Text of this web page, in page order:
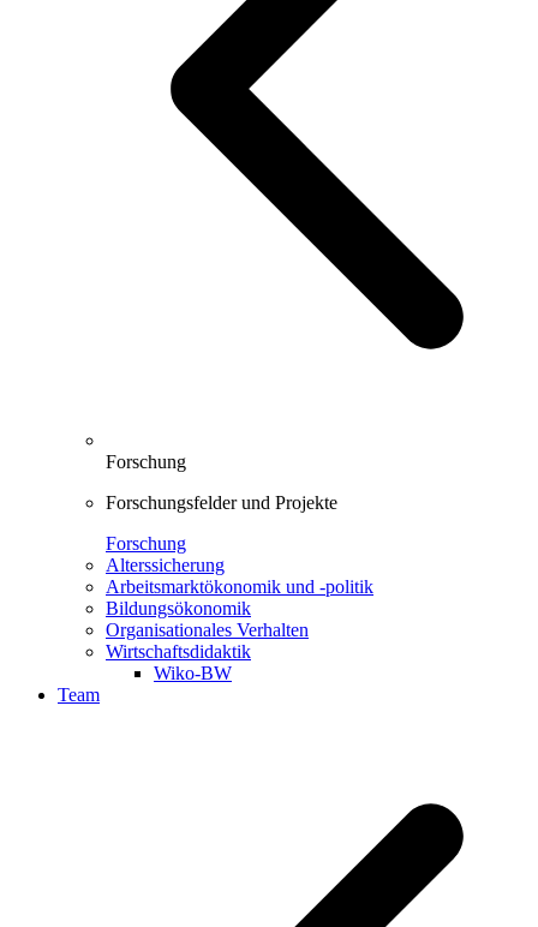
Forschung
Forschungsfelder und Projekte
Forschung
Alterssicherung
Arbeitsmarktökonomik und -politik
Bildungsökonomik
Organisationales Verhalten
Wirtschaftsdidaktik
Wiko-BW
Team